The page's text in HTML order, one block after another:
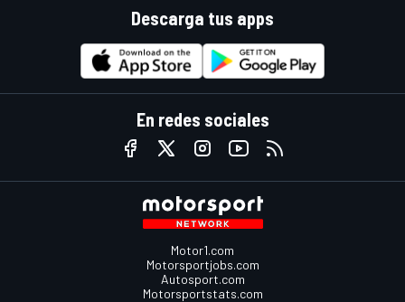
Descarga tus apps
En redes sociales
Motor1.com
Motorsportjobs.com
Autosport.com
Motorsportstats.com